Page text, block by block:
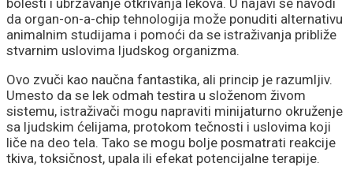
da organ-on-a-chip tehnologija može ponuditi alternativu
animalnim studijama i pomoći da se istraživanja približe
stvarnim uslovima ljudskog organizma.
Ovo zvuči kao naučna fantastika, ali princip je razumljiv.
Umesto da se lek odmah testira u složenom živom
sistemu, istraživači mogu napraviti minijaturno okruženje
sa ljudskim ćelijama, protokom tečnosti i uslovima koji
liče na deo tela. Tako se mogu bolje posmatrati reakcije
tkiva, toksičnost, upala ili efekat potencijalne terapije.